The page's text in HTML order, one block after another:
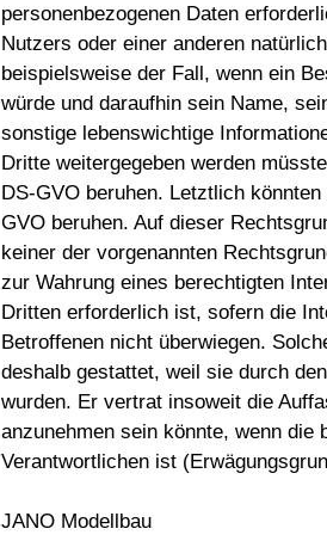
personenbezogenen Daten
Nutzers oder einer anderen
beispielsweise der Fall, wenn ein
würde und daraufhin sein Name,
sonstige lebenswichtige
Dritte weitergegeben werden
DS-GVO beruhen. Letztlich
GVO beruhen. Auf dieser
keiner der vorgenannten
zur Wahrung eines berechtigten
Dritten erforderlich ist, sofern die
Betroffenen nicht überwiegen.
deshalb gestattet, weil sie durch
wurden. Er vertrat insoweit die
anzunehmen sein könnte, wenn die
Verantwortlichen ist
JANO Modellbau